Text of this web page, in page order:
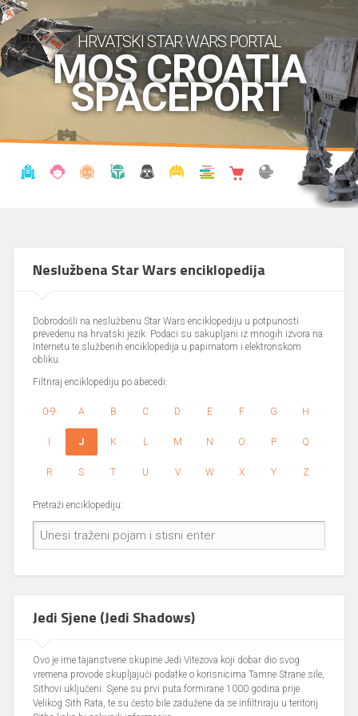
HRVATSKI STAR WARS PORTAL
MOS CROATIA
SPACEPORT
Neslužbena Star Wars enciklopedija
Dobrodošli na neslužbenu Star Wars enciklopediju u potpunosti
prevedenu na hrvatski jezik. Podaci su sakupljani iz mnogih izvora na
Internetu te službenih enciklopedija u papirnatom i elektronskom
obliku.
Filtriraj enciklopediju po abecedi:
0-9 A B C D E F G H
I J K L M N O P Q
R S T U V W X Y Z
Pretraži enciklopediju:
Jedi Sjene (Jedi Shadows)
Ovo je ime tajanstvene skupine Jedi Vitezova koji dobar dio svog
vremena provode skupljajući podatke o korisnicima Tamne Strane sile,
Sithovi uključeni. Sjene su prvi puta formirane 1000 godina prije
Velikog Sith Rata, te su često bile zadužene da se infiltriraju u teritorij